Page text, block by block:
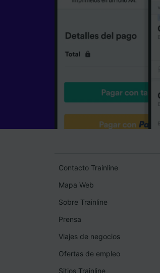
Contacto Trainline
Mapa Web
Sobre Trainline
Prensa
Viajes de negocios
Ofertas de empleo
Sitios Trainline